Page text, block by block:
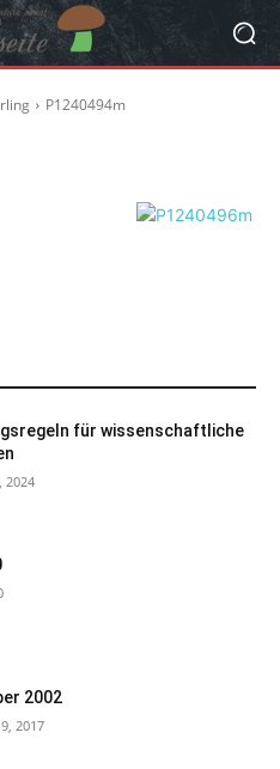
P1240494m
für wissenschaftliche
2024
2002
2017